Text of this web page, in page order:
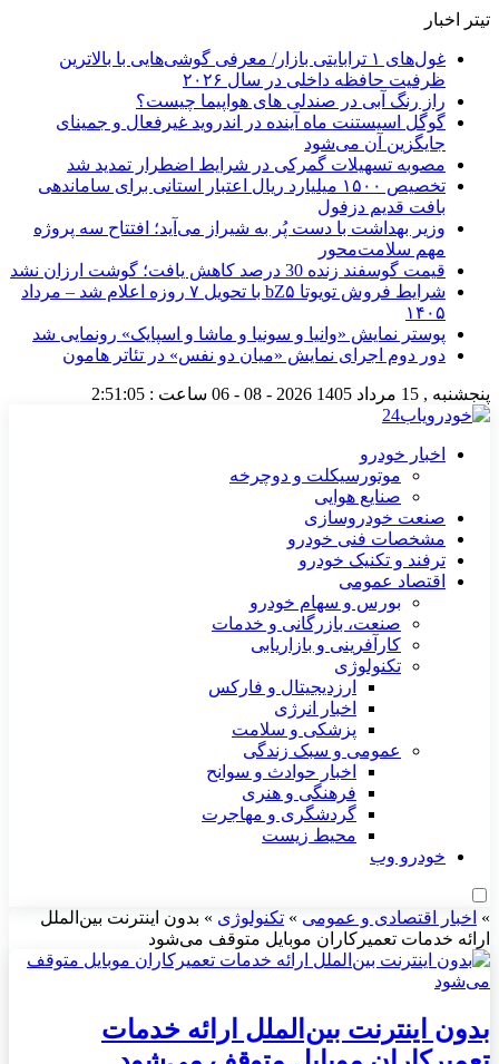
تیتر اخبار
غول‌های ۱ ترابایتی بازار/ معرفی گوشی‌هایی با بالاترین
ظرفیت حافظه داخلی در سال ۲۰۲۶
راز رنگ آبی در صندلی های هواپیما چیست؟
گوگل اسیستنت ماه آینده در اندروید غیرفعال و جمینای
جایگزین آن می‌شود
مصوبه تسهیلات گمرکی در شرایط اضطرار تمدید شد
تخصیص ۱۵۰۰ میلیارد ریال اعتبار استانی برای ساماندهی
بافت قدیم دزفول
وزیر بهداشت با دست پُر به شیراز می‌آید؛ افتتاح سه پروژه
مهم سلامت‌محور
قیمت گوسفند زنده 30 درصد کاهش یافت؛ گوشت ارزان نشد
شرایط فروش تویوتا bZ۵ با تحویل ۷ روزه اعلام شد – مرداد
۱۴۰۵
پوستر نمایش «وانیا و سونیا و ماشا و اسپایک» رونمایی شد
دور دوم اجرای نمایش «میان دو نفس» در تئاتر هامون
پنجشنبه , 15 مرداد 1405 2026 - 08 - 06 ساعت : 2:51:05
اخبار خودرو
موتورسیکلت و دوچرخه
صنایع هوایی
صنعت خودروسازی
مشخصات فنی خودرو
ترفند و تکنیک خودرو
اقتصاد عمومی
بورس و سهام خودرو
صنعت، بازرگانی و خدمات
کارآفرینی و بازاریابی
تکنولوژی
ارزدیجیتال و فارکس
اخبار انرژی
پزشکی و سلامت
عمومی و سبک زندگی
اخبار حوادث و سوانح
فرهنگی و هنری
گردشگری و مهاجرت
محیط زیست
خودرو وب
» اخبار اقتصادی و عمومی » تکنولوژی » بدون اینترنت بین‌الملل
ارائه خدمات تعمیرکاران موبایل متوقف می‌شود
بدون اینترنت بین‌الملل ارائه خدمات